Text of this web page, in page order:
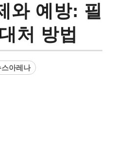
와 예방: 필
처 방법
스아레나